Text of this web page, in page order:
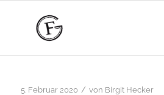
5. Februar 2020 / von Birgit Hecker